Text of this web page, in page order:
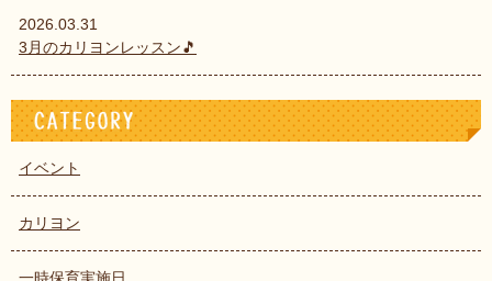
2026.03.31
3月のカリヨンレッスン🎵
イベント
カリヨン
一時保育実施日